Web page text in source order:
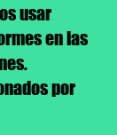
usar
en las
por